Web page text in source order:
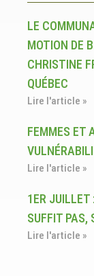
LE
MOTION DE
CHRISTINE
QUÉBEC
Lire l'article »
FEMMES ET
Lire l'article »
1ER JUILLET
SUFFIT PAS,
Lire l'article »